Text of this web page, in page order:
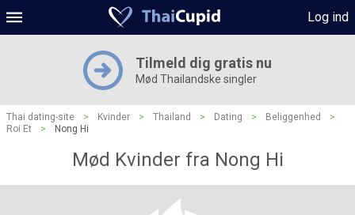
Log ind
Tilmeld dig gratis nu
Mød Thailandske singler
Thai dating-site > Kvinder > Thailand > Dating > Beliggenhed
>
Roi Et
> Nong Hi
Mød Kvinder fra Nong Hi